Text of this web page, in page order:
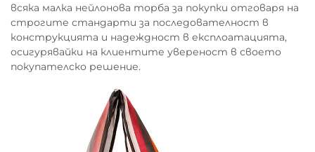
всяка малка нейлонова торба за покупки отговаря на
строгите стандарти за последователност в
конструкцията и надеждност в експлоатацията,
осигурявайки на клиентите увереност в своето
покупателско решение.